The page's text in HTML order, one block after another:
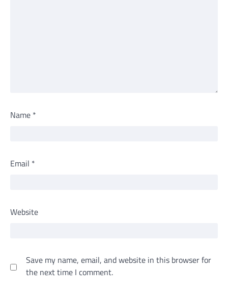
Name *
Email *
Website
Save my name, email, and website in this browser for
the next time I comment.